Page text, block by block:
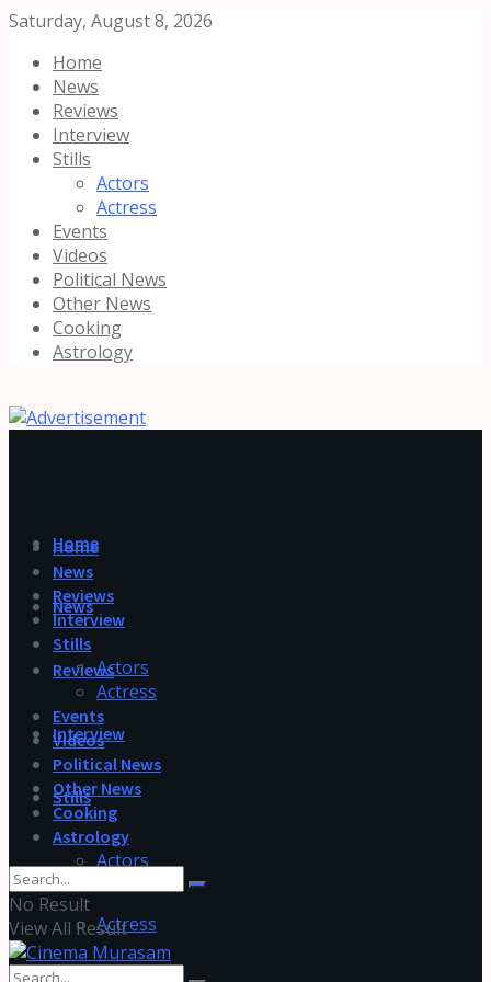
Saturday, August 8, 2026
Home
News
Reviews
Interview
Stills
Actors
Actress
Events
Videos
Political News
Other News
Cooking
Astrology
Home
News
Reviews
Interview
Stills
Actors
Actress
Home
News
Reviews
Interview
Stills
Actors
Actress
Events
Videos
Political News
Other News
Cooking
Astrology
No Result
View All Result